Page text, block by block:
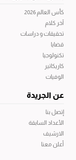
كأس العالم 2026
آخر كلام
تحقيقات و دراسات
قضايا
تكنولوجيا
كاريكاتير
الوفيات
عن الجريدة
إتصل بنا
الأعداد السابقة
الارشيف
أعلن معنا